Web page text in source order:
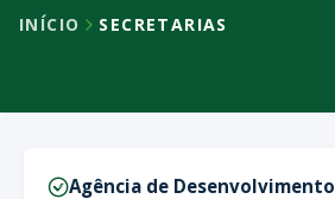
INÍCIO SECRETARIAS
Agência de Desenvolvimento